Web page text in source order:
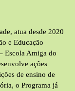
atua desde 2020
e Educação
Escola Amiga do
ações
de ensino de
o Programa já